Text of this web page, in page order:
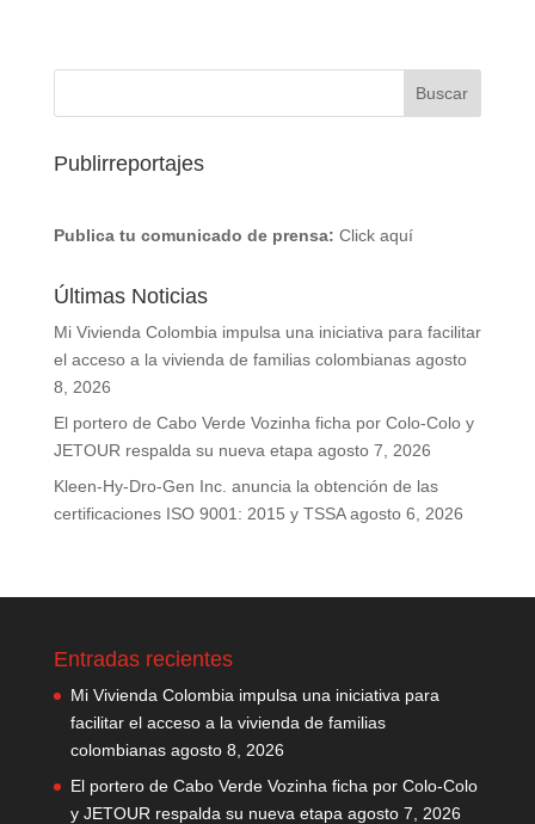
Publirreportajes
Publica tu comunicado de prensa: Click aquí
Últimas Noticias
Mi Vivienda Colombia impulsa una iniciativa para facilitar
el acceso a la vivienda de familias colombianas agosto
8, 2026
El portero de Cabo Verde Vozinha ficha por Colo-Colo y
JETOUR respalda su nueva etapa agosto 7, 2026
Kleen-Hy-Dro-Gen Inc. anuncia la obtención de las
certificaciones ISO 9001: 2015 y TSSA agosto 6, 2026
Entradas recientes
Mi Vivienda Colombia impulsa una iniciativa para
facilitar el acceso a la vivienda de familias
colombianas agosto 8, 2026
El portero de Cabo Verde Vozinha ficha por Colo-Colo
y JETOUR respalda su nueva etapa agosto 7, 2026